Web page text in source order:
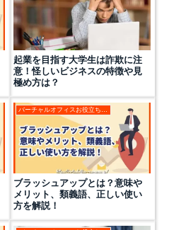
起業を目指す大学生は詐欺に注
意！怪しいビジネスの特徴や見
極め方は？
ブラッシュアップとは？意味や
メリット、類義語、正しい使い
方を解説！